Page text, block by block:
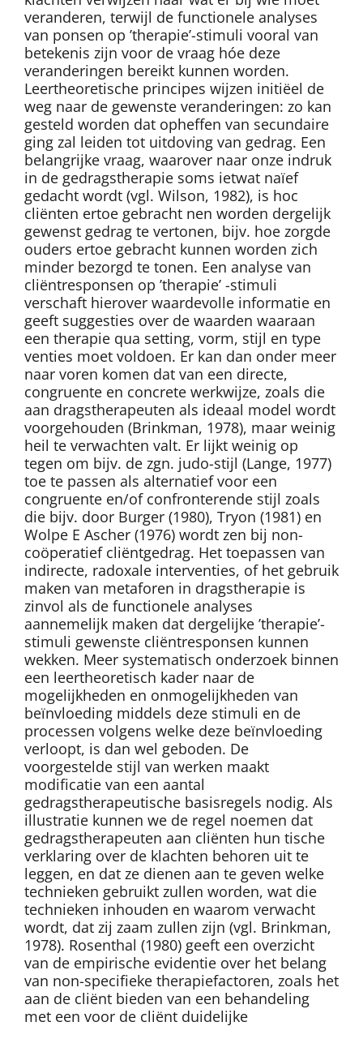
veranderen, terwijl de functionele analyses
van ponsen op ’therapie’-stimuli vooral van
betekenis zijn voor de vraag hóe deze
veranderingen bereikt kunnen worden.
Leertheoretische principes wijzen initiëel de
weg naar de gewenste veranderingen: zo kan
gesteld worden dat opheffen van secundaire
ging zal leiden tot uitdoving van gedrag. Een
belangrijke vraag, waarover naar onze indruk
in de gedragstherapie soms ietwat naïef
gedacht wordt (vgl. Wilson, 1982), is hoc
cliënten ertoe gebracht nen worden dergelijk
gewenst gedrag te vertonen, bijv. hoe zorgde
ouders ertoe gebracht kunnen worden zich
minder bezorgd te tonen. Een analyse van
cliëntresponsen op ’therapie’ -stimuli
verschaft hierover waardevolle informatie en
geeft suggesties over de waarden waaraan
een therapie qua setting, vorm, stijl en type
venties moet voldoen. Er kan dan onder meer
naar voren komen dat van een directe,
congruente en concrete werkwijze, zoals die
aan dragstherapeuten als ideaal model wordt
voorgehouden (Brinkman, 1978), maar weinig
heil te verwachten valt. Er lijkt weinig op
tegen om bijv. de zgn. judo-stijl (Lange, 1977)
toe te passen als alternatief voor een
congruente en/of confronterende stijl zoals
die bijv. door Burger (1980), Tryon (1981) en
Wolpe E Ascher (1976) wordt zen bij non-
coöperatief cliëntgedrag. Het toepassen van
indirecte, radoxale interventies, of het gebruik
maken van metaforen in dragstherapie is
zinvol als de functionele analyses
aannemelijk maken dat dergelijke ’therapie’-
stimuli gewenste cliëntresponsen kunnen
wekken. Meer systematisch onderzoek binnen
een leertheoretisch kader naar de
mogelijkheden en onmogelijkheden van
beïnvloeding middels deze stimuli en de
processen volgens welke deze beïnvloeding
verloopt, is dan wel geboden. De
voorgestelde stijl van werken maakt
modificatie van een aantal
gedragstherapeutische basisregels nodig. Als
illustratie kunnen we de regel noemen dat
gedragstherapeuten aan cliënten hun tische
verklaring over de klachten behoren uit te
leggen, en dat ze dienen aan te geven welke
technieken gebruikt zullen worden, wat die
technieken inhouden en waarom verwacht
wordt, dat zij zaam zullen zijn (vgl. Brinkman,
1978). Rosenthal (1980) geeft een overzicht
van de empirische evidentie over het belang
van non-specifieke therapiefactoren, zoals het
aan de cliënt bieden van een behandeling
met een voor de cliënt duidelijke